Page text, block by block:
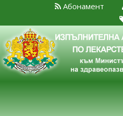
Абонамент